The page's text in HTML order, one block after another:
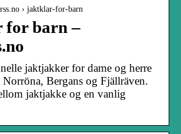
› jaktklar-for-barn
barn –
jaktjakker for dame og herre
Norröna, Bergans og Fjällräven.
jaktjakke og en vanlig